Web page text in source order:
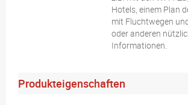
Hotels, einem Plan
mit Fluchtwegen
oder anderen
Informationen.
Produkteigenschaften